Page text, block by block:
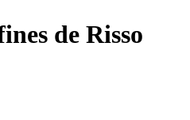
de Risso